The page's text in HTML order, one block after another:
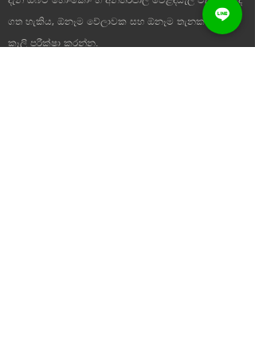
ගත හැකිය, ඕනෑම වේලාවක සහ ඕනෑම තැනක නවතම
කෑලි පරීක්ෂා කරන්න.